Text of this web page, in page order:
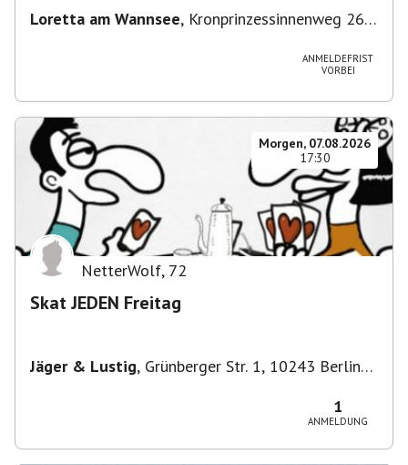
Loretta am Wannsee, Kronprinzessinnenweg 260,
ANMELDEFRIST
VORBEI
Morgen, 07.08.2026
17:30
NetterWolf, 72
Skat JEDEN Freitag
Jäger & Lustig, Grünberger Str. 1, 10243 Berlin-
1
ANMELDUNG